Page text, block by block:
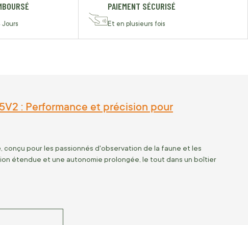
Jours
PAIEMENT SÉCURISÉ
Et en plusieurs fois
: Performance et précision pour
conçu pour les passionnés d'observation de la faune et les
étendue et une autonomie prolongée, le tout dans un boîtier